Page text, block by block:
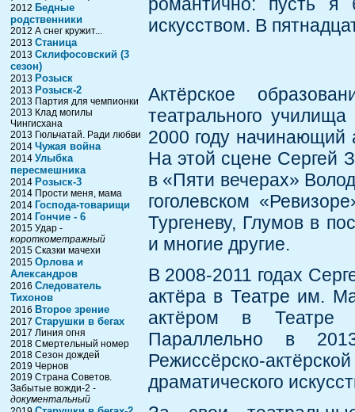
2012 Бедные
родственники
2012 А снег кружит...
2013 Станица
2013 Склифосовский (3
сезон)
2013 Розыск
2013 Розыск-2
2013 Партия для чемпионки
2013 Клад могилы
Чингисхана
2013 Гюльчатай. Ради любви
2014 Чужая война
2014 Улыбка
пересмешника
2014 Розыск-3
2014 Прости меня, мама
2014 Господа-товарищи
2014 Гончие - 6
2015 Удар -
короткометражный
2015 Сказки мачехи
2015 Орлова и
Александров
2016 Следователь
Тихонов
2016 Второе зрение
2017 Старушки в бегах
2017 Линия огня
2018 Смертельный номер
2018 Сезон дождей
2019 Чернов
2019 Страна Советов.
Забытые вожди-2 -
документальный
романтично: пусть я
искусством. В
Актёрское
театрального
2000 году начинающий
На этой сцене Сергей
в «Пяти вечерах»
гоголевском
Тургеневу, Глумов в
и многие другие.
В 2008-2011 годах
актёра в Театре им.
актёром в Театре
Параллельно в
Режиссёрско-
драматического